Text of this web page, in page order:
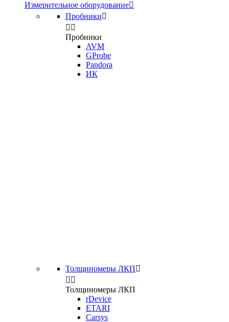
Измерительное оборудование
Пробники
 
Пробники
AVM
GProbe
Pandora
ИК
Толщиномеры ЛКП
 
Толщиномеры ЛКП
rDevice
ETARI
Carsys